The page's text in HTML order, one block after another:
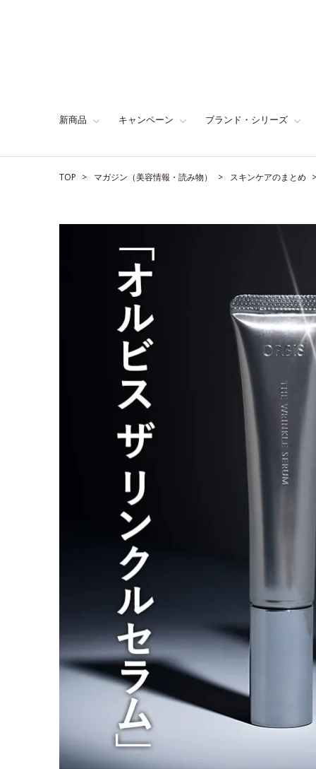
新商品 キャンペーン ブランド・シリーズ
TOP マガジン（美容情報・読み物） スキンケアのまとめ